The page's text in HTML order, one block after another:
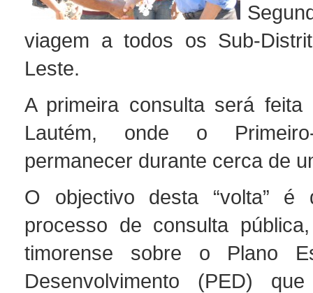
viagem a todos os Sub-
Leste.
A primeira consulta será
Lautém, onde o
permanecer durante cerca de
O objectivo desta “volta” é
processo de consulta
timorense sobre o Plano
Desenvolvimento (PED)